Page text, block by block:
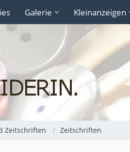
Galerie Kleinanzeigen
Zeitschriften Zeitschriften